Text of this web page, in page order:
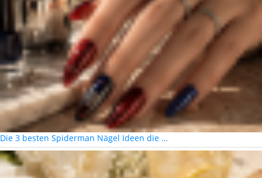
Die 3 besten Spiderman Nägel Ideen die …